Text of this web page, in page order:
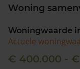
Woning
Woningwaarde
Actuele
€ 400.000 -